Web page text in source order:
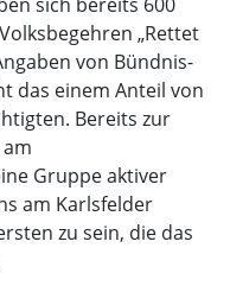
„Rettet
von Bündnis-
das einem Anteil von
Bereits zur
Gruppe aktiver
am Karlsfelder
zu sein, die das